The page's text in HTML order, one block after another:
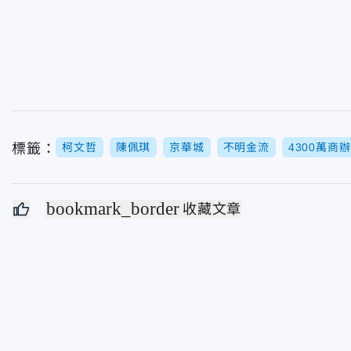
標籤： 柯文哲 陳佩琪 京華城 不明金流 4300萬商辦
bookmark_border 收藏文章